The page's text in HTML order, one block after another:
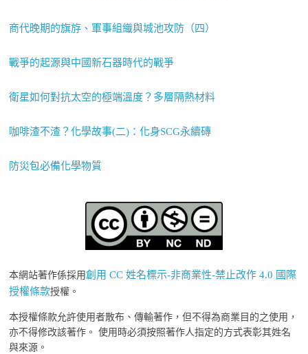
商代晚期的旗斿、軍事組織與城池攻防（四）
戰爭的起源與中國新石器時代的戰爭
衛星如何對抗太空的極端溫度？多層隔熱材料
咖啡渣不渣？化學故事(二)：化身SCG永續磚
防災包必備化學物質
本網站著作係採用創用 CC 姓名標示-非商業性-禁止改作 4.0 國際
授權條款授權。
本授權條款允許使用者散布、傳輸著作，但不得為商業目的之使用，
亦不得修改該著作。 使用時必須按照著作人指定的方式表彰其姓名
與來源。